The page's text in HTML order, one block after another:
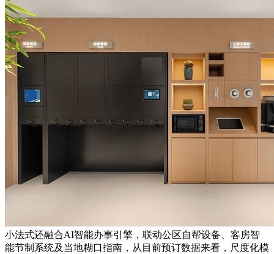
小法式还融合AI智能办事引擎，联动公区自帮设备、客房智
能节制系统及当地糊口指南，从目前预订数据来看，尺度化模